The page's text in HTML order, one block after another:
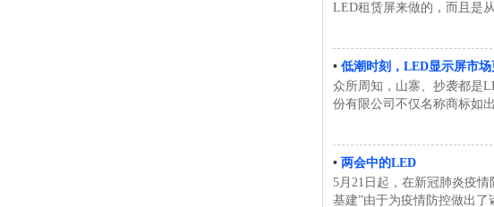
LED租赁屏来做的，而且是
• 低潮时刻，LED显示屏市场
众所周知，山寨、抄袭都是
份有限公司不仅名称商标
• 两会中的LED
5月21日起，在新冠肺炎疫
基建”由于为疫情防控做出